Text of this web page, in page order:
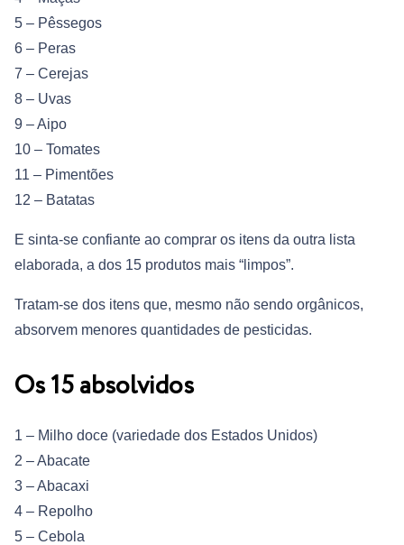
5 – Pêssegos
6 – Peras
7 – Cerejas
8 – Uvas
9 – Aipo
10 – Tomates
11 – Pimentões
12 – Batatas
E sinta-se confiante ao comprar os itens da outra lista
elaborada, a dos 15 produtos mais “limpos”.
Tratam-se dos itens que, mesmo não sendo orgânicos,
absorvem menores quantidades de pesticidas.
Os 15 absolvidos
1 – Milho doce (variedade dos Estados Unidos)
2 – Abacate
3 – Abacaxi
4 – Repolho
5 – Cebola